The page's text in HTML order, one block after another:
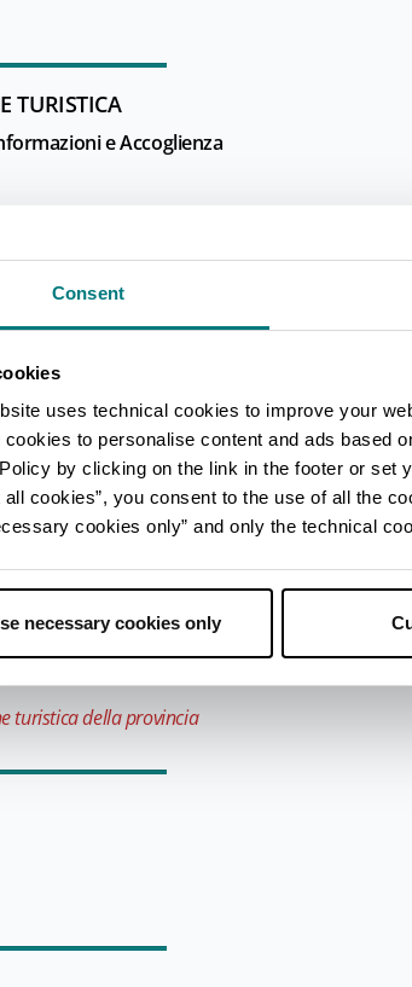
Consent
uses technical cookies to improve your
cookies to personalise content and ads based
by clicking on the link in the footer or set
all cookies”, you consent to the use of all the
cookies only” and only the technical
necessary cookies only
TURISTICA
e Accoglienza
Informazioni e
Room
e Accoglienza Turistica
turistica della provincia